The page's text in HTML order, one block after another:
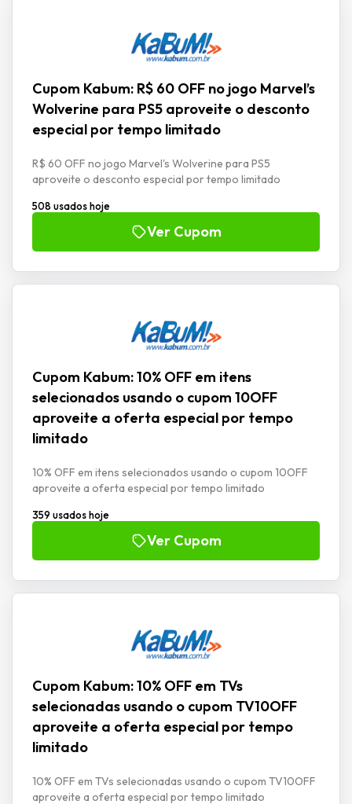
Cupom Kabum: R$ 60 OFF no jogo Marvel’s
Wolverine para PS5 aproveite o desconto
especial por tempo limitado
R$ 60 OFF no jogo Marvel's Wolverine para PS5
aproveite o desconto especial por tempo limitado
508 usados hoje
Ver Cupom
Cupom Kabum: 10% OFF em itens
selecionados usando o cupom 10OFF
aproveite a oferta especial por tempo
limitado
10% OFF em itens selecionados usando o cupom 10OFF
aproveite a oferta especial por tempo limitado
359 usados hoje
Ver Cupom
Cupom Kabum: 10% OFF em TVs
selecionadas usando o cupom TV10OFF
aproveite a oferta especial por tempo
limitado
10% OFF em TVs selecionadas usando o cupom TV10OFF
aproveite a oferta especial por tempo limitado